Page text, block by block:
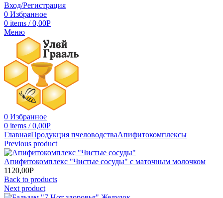
Вход/Регистрация
0 Избранное
0 items / 0,00Р
Меню
0 Избранное
0 items / 0,00Р
ГлавнаяПродукция пчеловодстваАпифитокомплексы
Previous product
Апифитокомплекс "Чистые сосуды" с маточным молочком
1120,00Р
Back to products
Next product